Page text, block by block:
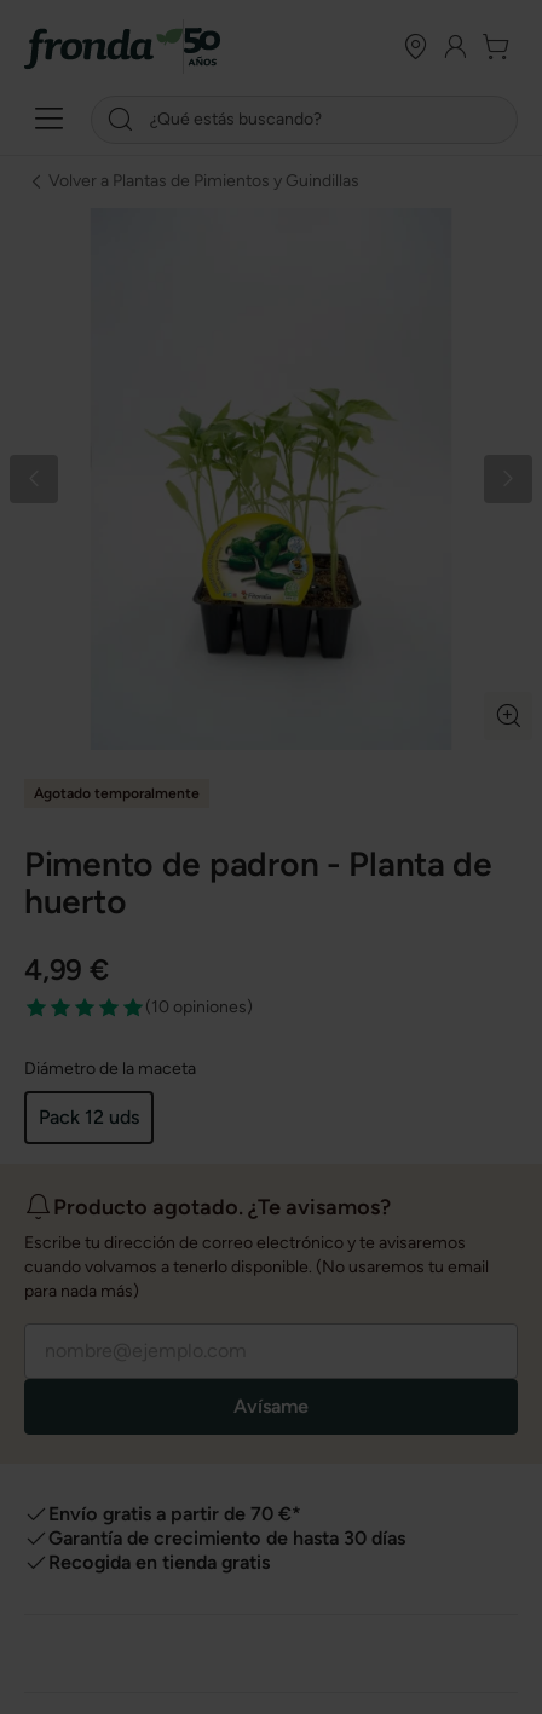
Volver a Plantas de Pimientos y Guindillas
Agotado temporalmente
Pimento de padron - Planta de
huerto
4,99 €
(10 opiniones)
Diámetro de la maceta
Pack 12 uds
Producto agotado. ¿Te avisamos?
Escribe tu dirección de correo electrónico y te avisaremos
cuando volvamos a tenerlo disponible. (No usaremos tu email
para nada más)
Avísame
Envío gratis a partir de 70 €*
Garantía de crecimiento de hasta 30 días
Recogida en tienda gratis